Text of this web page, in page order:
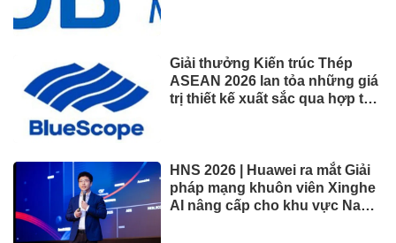
Giải thưởng Kiến trúc Thép
ASEAN 2026 lan tỏa những giá
trị thiết kế xuất sắc qua hợp tác
HNS 2026 | Huawei ra mắt Giải
pháp mạng khuôn viên Xinghe
AI nâng cấp cho khu vực Nam